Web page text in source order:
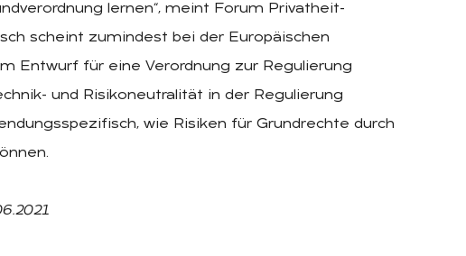
lernen“, meint Forum Privatheit-
scheint zumindest bei der Europäischen
Entwurf für eine Verordnung zur Regulierung
und Risikoneutralität in der Regulierung
wie Risiken für Grundrechte durch